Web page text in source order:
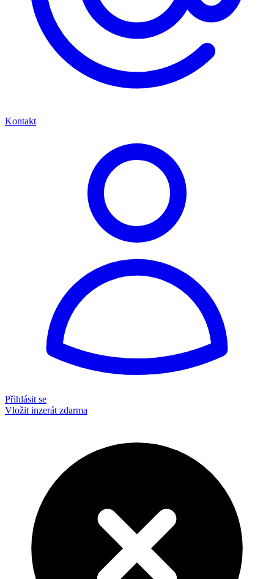
Kontakt
Přihlásit se
Vložit inzerát zdarma